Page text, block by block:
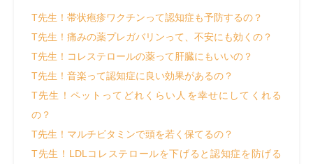
T先生！帯状疱疹ワクチンって認知症も予防するの？
T先生！痛みの薬プレガバリンって、不安にも効くの？
T先生！コレステロールの薬って肝臓にもいいの？
T先生！音楽って認知症に良い効果があるの？
T先生！ペットってどれくらい人を幸せにしてくれる
の？
T先生！マルチビタミンで頭を若く保てるの？
T先生！LDLコレステロールを下げると認知症を防げる